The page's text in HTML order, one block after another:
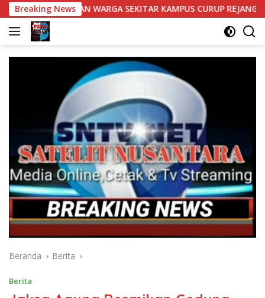
Langsung
ke
konten
Breaking News
WARGA SEKITAR KAMPUS CURUP REJANG LEBONG
Beranda Berita
Berita